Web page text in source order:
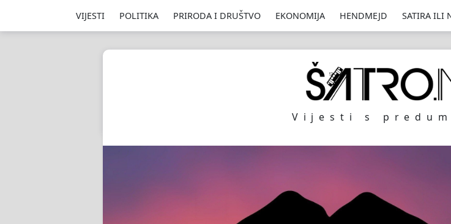
VIJESTI POLITIKA PRIRODA I DRUŠTVO EKONOMIJA HENDMEJD SATIRA ILI
Vijesti s